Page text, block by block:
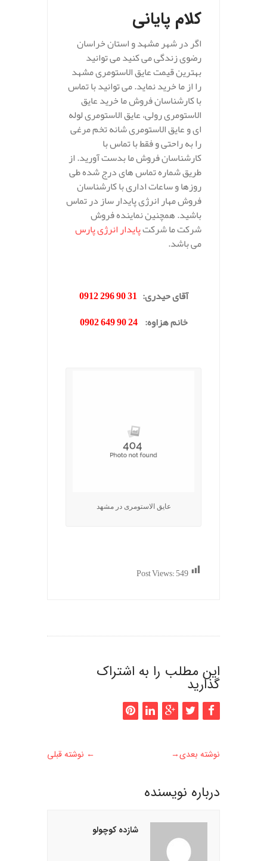
کلام پایانی
اگر در شهر مشهد و استان خراسان
رضوی زندگی می کنید می توانید
بهترین قیمت عایق الاستومری مشهد
را از ما خرید نماید. می توانید با تماس
با کارشناسان فروش ما خرید عایق
الاستومری رولی، عایق الاستومری لوله
ای و عایق الاستومری شانه تخم مرغی
را به راحتی و فقط با تماس با
کارشناسان فروش ما بدست آورید. از
طریق شماره تماس های درج شده طی
روزها و ساعات اداری با کارشناسان
فروش مهار انرژی پایدار ساز در تماس
باشید. همچنین نماینده فروش
شرکت ما شرکتپایدار انرژی پارس
می باشد.
آقای حیدری:
31 90 296 0912
خانم هزاوه:
24 90 649 0902
عایق الاستومری در مشهد
Post Views:549
این مطلب را به اشتراک
گذارید
← نوشته قبلی نوشته بعدی→
درباره نويسنده
شازده کوچولو